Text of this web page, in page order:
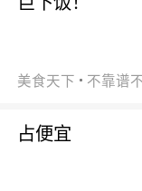
美食天下
占便宜